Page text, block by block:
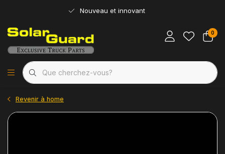
Nouveau et innovant
0
Revenir à home